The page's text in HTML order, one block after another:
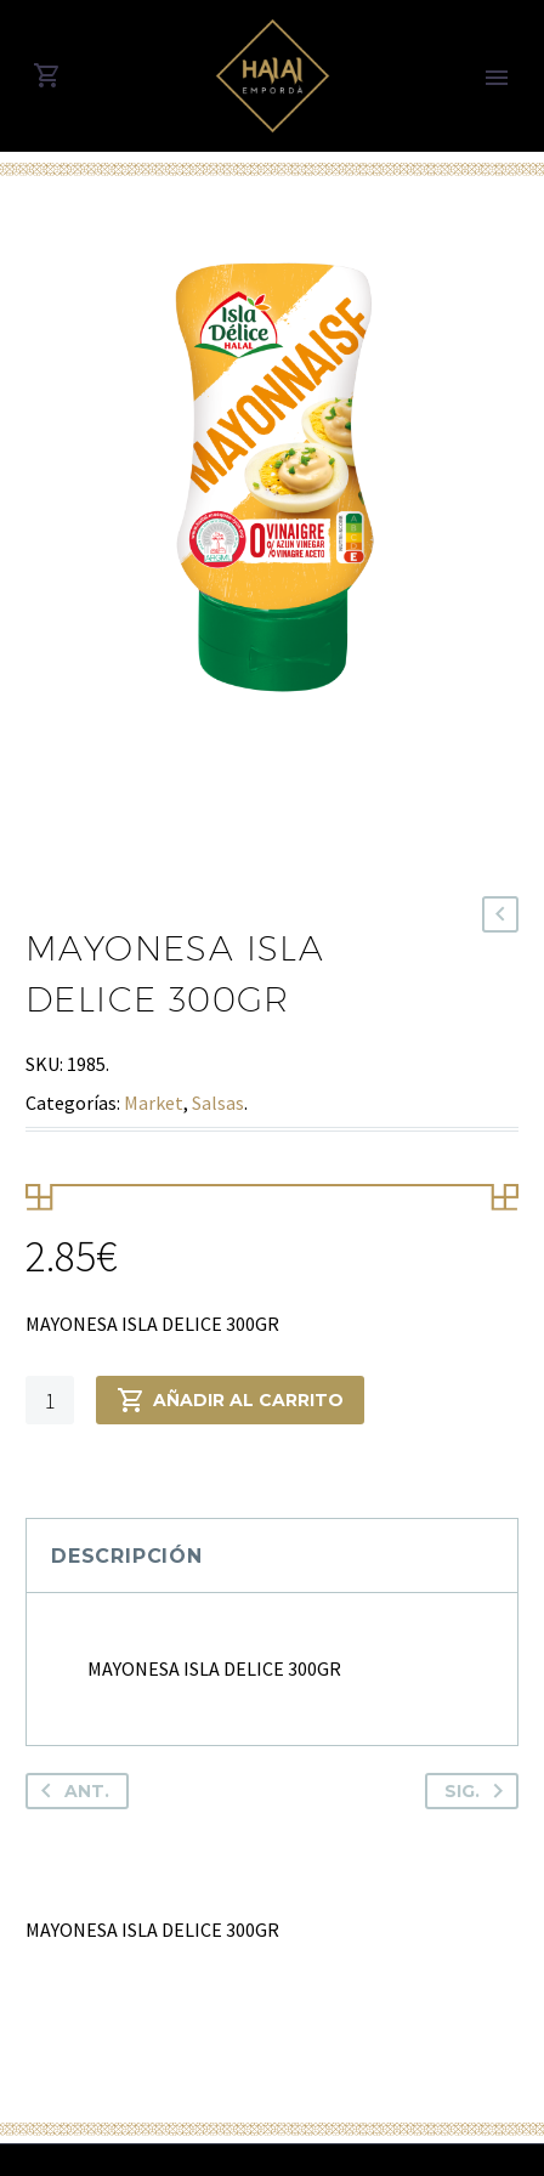
MAYONESA ISLA
DELICE 300GR
SKU: 1985.
Categorías: Market, Salsas.
2.85€
MAYONESA ISLA DELICE 300GR
MAYONESA
AÑADIR AL CARRITO
DESCRIPCIÓN
MAYONESA ISLA DELICE 300GR
ANT. SIG.
MAYONESA ISLA DELICE 300GR